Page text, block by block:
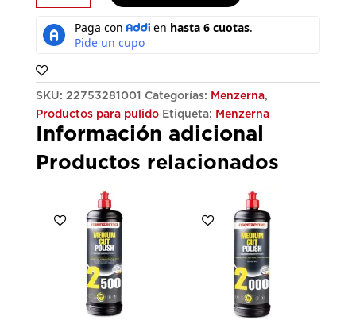
Ultra
1
x
250
ml
SKU: 22753281001 Categorías: Menzerna,
Productos para pulido Etiqueta: Menzerna
Información adicional
Productos relacionados